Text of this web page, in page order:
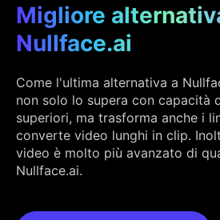
Migliore
Nullface.ai
Come l'ultima alternativa a
non solo lo supera con capacità
superiori, ma trasforma anche i
converte video lunghi in clip.
video è molto più avanzato di
Nullface.ai.